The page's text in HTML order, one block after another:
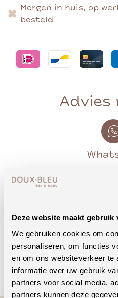
Deze website maakt gebruik
We gebruiken cookies om
personaliseren, om functies
en om ons websiteverkeer te
informatie over uw gebruik
partners voor social media,
partners kunnen deze
Morgen in huis, op
besteld
Advies
Bekijk